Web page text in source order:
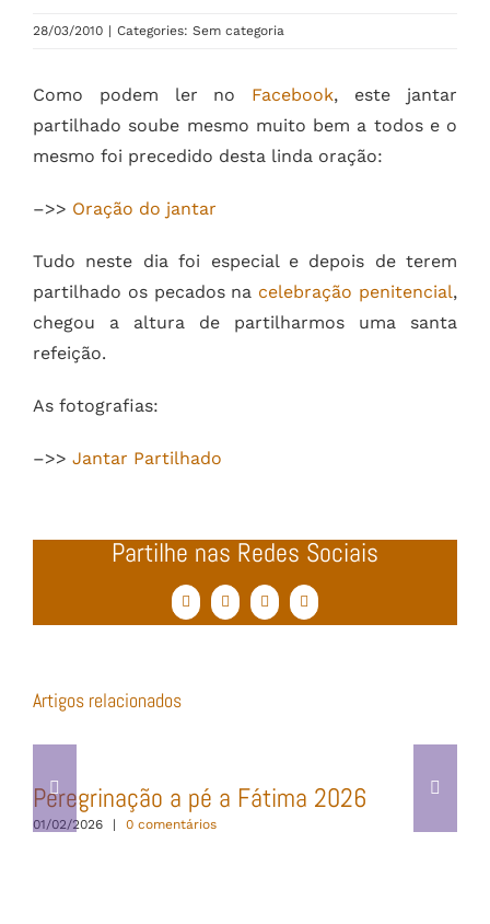
28/03/2010 | Categories: Sem categoria
Como podem ler no Facebook, este jantar
partilhado soube mesmo muito bem a todos e o
mesmo foi precedido desta linda oração:
–>> Oração do jantar
Tudo neste dia foi especial e depois de terem
partilhado os pecados na celebração penitencial,
chegou a altura de partilharmos uma santa
refeição.
As fotografias:
–>> Jantar Partilhado
Partilhe nas Redes Sociais
FacebookTwitterWhatsApp
Email
(necessário
Artigos relacionados
Peregrinação a pé a Fátima 2026
01/02/2026 | 0 comentários